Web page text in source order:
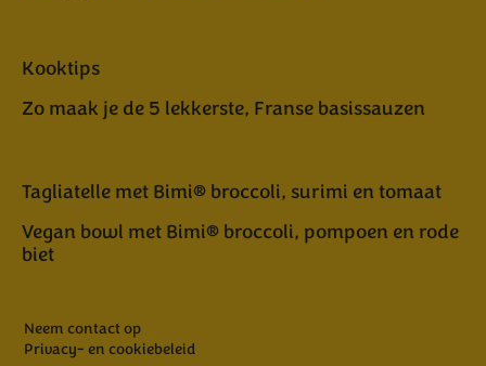
Kooktips
Zo maak je de 5 lekkerste, Franse basissauzen
Tagliatelle met Bimi® broccoli, surimi en tomaat
Vegan bowl met Bimi® broccoli, pompoen en rode
biet
Neem contact op
Privacy- en cookiebeleid